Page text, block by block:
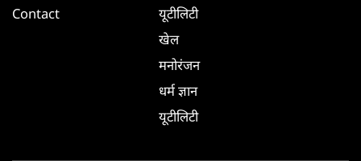
Contact
यूटीलिटी
खेल
मनोरंजन
धर्म ज्ञान
यूटीलिटी